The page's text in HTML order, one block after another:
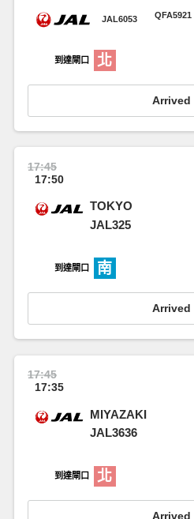
JAL6053 QFA5921
到達閘口 北
Arrived
17:45
17:50
TOKYO
JAL325
到達閘口 南
Arrived
17:45
17:35
MIYAZAKI
JAL3636
到達閘口 北
Arrived